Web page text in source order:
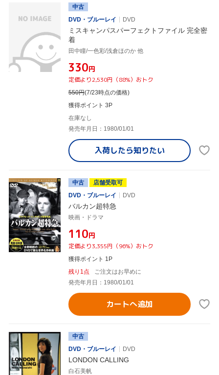
中古
DVD・ブルーレイ
DVD
ミスキャンパスパーフェクトファイル 完全密
着
田中瞳/一色彩/浅倉ほのか 他
¥330円
定価より2,530円（88%）おトク
550円(7/23時点の価格)
獲得ポイント 3P
在庫なし
発売年月日：1980/01/01
入荷したら知りたい
中古
店舗受取可
DVD・ブルーレイ
DVD
バルカン超特急
映画・ドラマ
¥110円
定価より3,355円（96%）おトク
獲得ポイント 1P
残り1点
ご注文はお早めに
発売年月日：1980/01/01
カートへ追加
中古
DVD・ブルーレイ
DVD
LONDON CALLING
白石美帆